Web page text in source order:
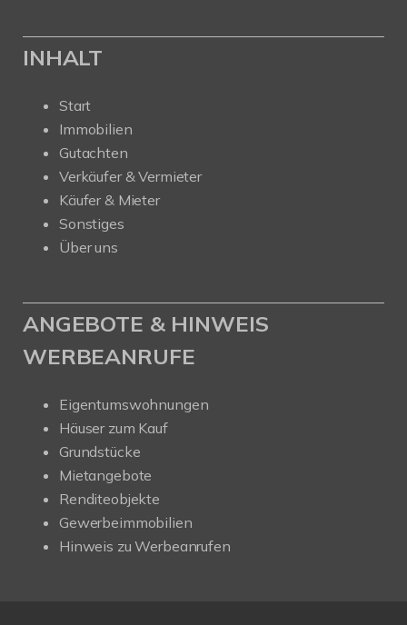
INHALT
Start
Immobilien
Gutachten
Verkäufer & Vermieter
Käufer & Mieter
Sonstiges
Über uns
ANGEBOTE & HINWEIS
WERBEANRUFE
Eigentumswohnungen
Häuser zum Kauf
Grundstücke
Mietangebote
Renditeobjekte
Gewerbeimmobilien
Hinweis zu Werbeanrufen